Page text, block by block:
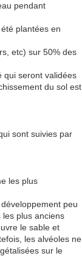
pendant
plantées en
etc) sur 50% des
qui seront validées
du sol est
sont suivies par
les plus
peu
les plus anciens
le sable et
les alvéoles ne
sur le